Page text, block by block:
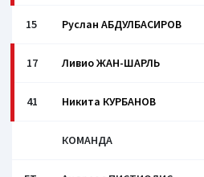
15 Руслан АБДУЛБАСИРОВ
17 Ливио ЖАН-ШАРЛЬ
41 Никита КУРБАНОВ
КОМАНДА